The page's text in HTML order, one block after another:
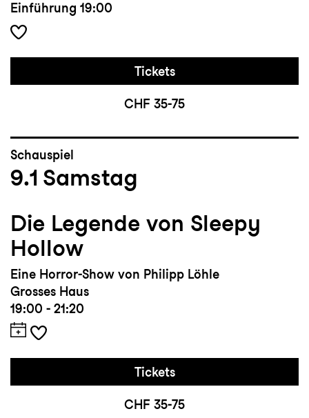
Einführung 19:00
Tickets
CHF 35-75
Schauspiel
9.1 Samstag
Die Legende von Sleepy
Hollow
Eine Horror-Show von Philipp Löhle
Grosses Haus
19:00 - 21:20
Tickets
CHF 35-75